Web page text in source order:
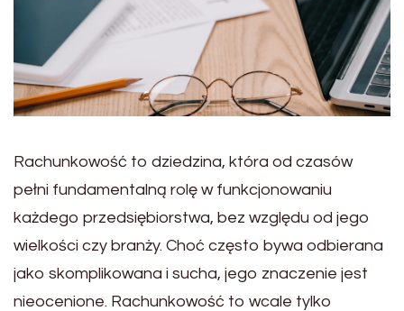
Rachunkowość to dziedzina, która od czasów
pełni fundamentalną rolę w funkcjonowaniu
każdego przedsiębiorstwa, bez względu od jego
wielkości czy branży. Choć często bywa odbierana
jako skomplikowana i sucha, jego znaczenie jest
nieocenione. Rachunkowość to wcale tylko